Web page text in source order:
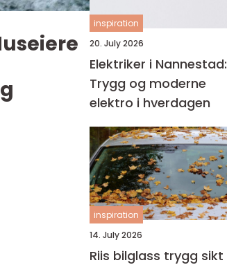
inspiration
20. July 2026
Elektriker i Nannestad:
Trygg og moderne
elektro i hverdagen
inspiration
14. July 2026
Riis bilglass trygg sikt og